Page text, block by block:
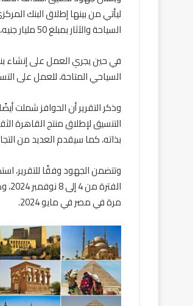
ليأتي من بينها إطلاق البنك
السياحة والآثار بمبلغ 50 مليار جنيه، وذلك في أكتوبر 2024.
في حين يجري العمل على إنشاء
السياحي المتاحة، للعمل على
بذاته، كما سيقدم العديد من
وتتضمن الجهود وفقًا للتقرير،
مرة في مصر في مايو 2024.